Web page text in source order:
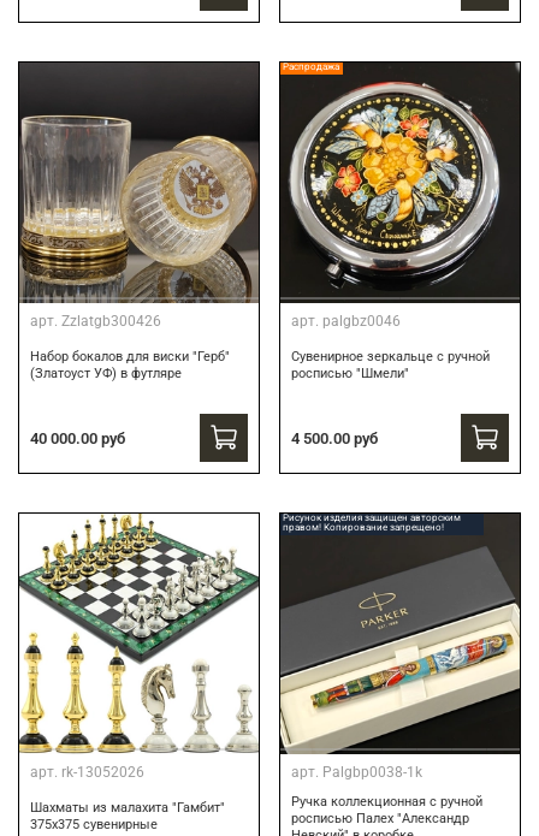
арт. Zzlatgb300426
Набор бокалов для виски "Герб"
(Златоуст УФ) в футляре
40 000.00 руб
Распродажа
арт. palgbz0046
Сувенирное зеркальце с ручной
росписью "Шмели"
4 500.00 руб
арт. rk-13052026
Шахматы из малахита "Гамбит"
375х375 сувенирные
Рисунок изделия защищен авторским
правом! Копирование запрещено!
арт. Palgbp0038-1k
Ручка коллекционная с ручной
росписью Палех "Александр